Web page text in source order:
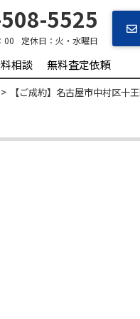
5525
00 定休日： 火・水曜日
相談 無料査定依頼
【ご成約】名古屋市中村区